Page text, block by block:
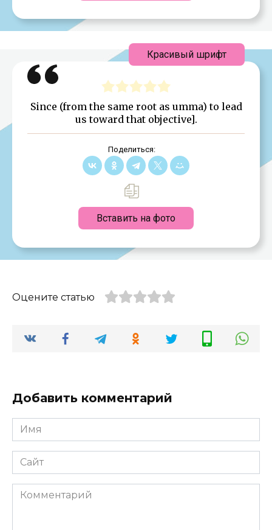
Since (from the same root as umma) to lead
us toward that objective].
Поделиться:
Вставить на фото
Красивый шрифт
Оцените статью
Добавить комментарий
Имя
*
Сайт
Комментарий